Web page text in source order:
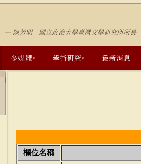
— 陳芳明 國立政治大學臺灣文學研究所所長
多媒體▾ 學術研究▾ 最新消息
欄位名稱